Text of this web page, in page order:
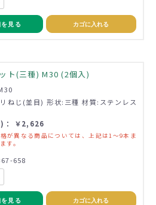
見る カゴに入れる
ト(三種) M30 (2個入)
ねじ(並目) 形状:三種 材質:ステンレス
)： ￥2,626
が異なる商品については、上記は1～9本ま
す。
658
見る カゴに入れる